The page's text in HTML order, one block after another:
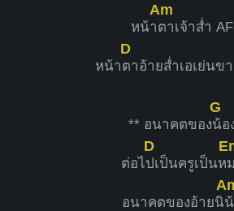
หน้า
Am
ตาเจ้าส่ำ AF
หน้า
D
ตาอ้ายส่ำเอเย่นข
** อนาคตของ
G
น้อ
ต่อไ
D
ปเป็นครูเป็นห
อนาคตของอ้ายนิ